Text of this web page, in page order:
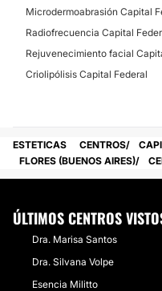
Este tratamiento es un
punta de diamantes,
para atenuar lineas de
CONTACTAR
Este tratamiento de
Tanto facial como
las lineas de expresión
elastina.
Microdermoabrasión Capital
Radiofrecuencia Capital
Rejuvenecimiento facial
Criolipólisis Capital Federal
ESTETICAS CENTROS
FLORES (BUENOS AIRES)
ÚLTIMOS CENTROS
Dra. Marisa Santos
Dra. Silvana Volpe
Esencia Militto